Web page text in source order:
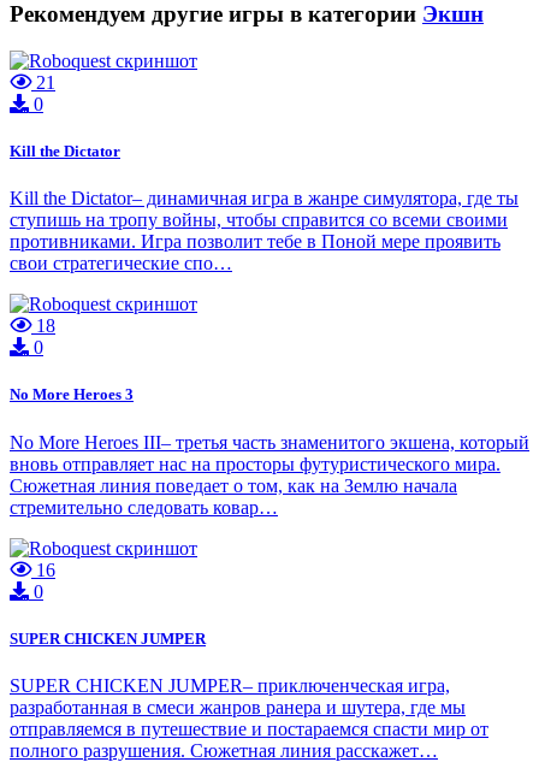
Рекомендуем другие игры в категории Экшн
21
0
Kill the Dictator
Kill the Dictator– динамичная игра в жанре симулятора, где ты
ступишь на тропу войны, чтобы справится со всеми своими
противниками. Игра позволит тебе в Поной мере проявить
свои стратегические спо…
18
0
No More Heroes 3
No More Heroes III– третья часть знаменитого экшена, который
вновь отправляет нас на просторы футуристического мира.
Сюжетная линия поведает о том, как на Землю начала
стремительно следовать ковар…
16
0
SUPER CHICKEN JUMPER
SUPER CHICKEN JUMPER– приключенческая игра,
разработанная в смеси жанров ранера и шутера, где мы
отправляемся в путешествие и постараемся спасти мир от
полного разрушения. Сюжетная линия расскажет…